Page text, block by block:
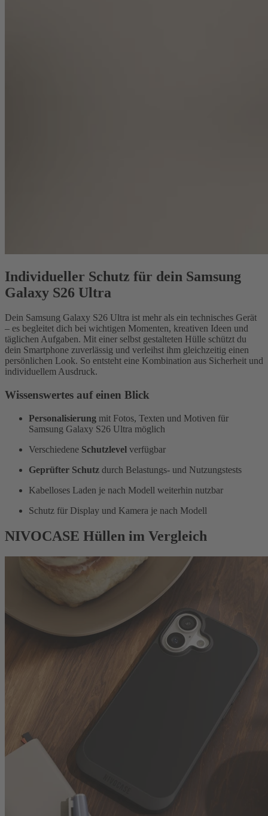
Individueller Schutz für dein Samsung
Galaxy S26 Ultra
Dein Samsung Galaxy S26 Ultra ist mehr als ein technisches Gerät
– es begleitet dich bei wichtigen Momenten, kreativen Ideen und
täglichen Aufgaben. Mit einer selbst gestalteten Hülle schützt du
dein Smartphone zuverlässig und verleihst ihm gleichzeitig einen
persönlichen Look. So entsteht eine Kombination aus Sicherheit und
individuellem Ausdruck.
Wissenswertes auf einen Blick
Personalisierung mit Fotos, Texten und Motiven für
Samsung Galaxy S26 Ultra möglich
Verschiedene Schutzlevel verfügbar
Geprüfter Schutz durch Belastungs- und Nutzungstests
Kabelloses Laden je nach Modell weiterhin nutzbar
Schutz für Display und Kamera je nach Modell
NIVOCASE Hüllen im Vergleich